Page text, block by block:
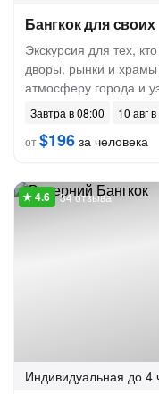
Бангкок для своих
Экскурсия для тех,
дворы, рынки и храмы
атмосферу города и
Завтра в 08:00
10 авг
от$196 за человека
34 отзыва
Индивидуальная до 4